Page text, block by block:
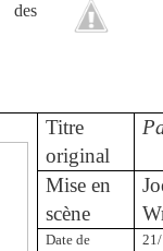
des
Titre
original
Mise en
scène
Date de